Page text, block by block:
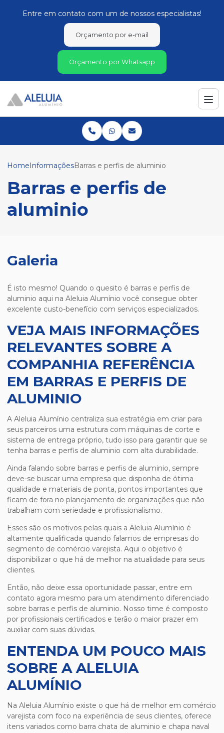
Entre em contato com um de nossos especialistas!
Orçamento por e-mail
Orçamento por Whatsapp
HomeInformaçõesBarras e perfis de aluminio
Barras e perfis de
aluminio
Galeria
É isto mesmo! Quando o quesito é barras e perfis de
aluminio aqui na Aleluia Alumínio você consegue obter
excelente custo-benefício com serviços especializados.
VEJA MAIS INFORMAÇÕES
RELEVANTES SOBRE A
COMPANHIA REFERÊNCIA
EM BARRAS E PERFIS DE
ALUMINIO
A Aleluia Alumínio centraliza sua estratégia em criar para
seus parceiros uma estrutura com máquinas de corte e
sistema de entrega próprio, tudo isso para garantir que se
tenha barras e perfis de aluminio com alta durabilidade.
Ainda falando sobre barras e perfis de aluminio, sempre
deve-se buscar uma empresa que disponha de ótima
qualidade e materiais de ponta, pontos importantes que
ficam de fora no planejamento de organizações que não
trabalham com seriedade e profissionalismo.
Esses são os motivos pelas quais a Aleluia Alumínio é
altamente qualificada quando falamos de empresas do
segmento de comércio varejista. Aqui o objetivo é
disponibilizar o que há de melhor na atualidade para seus
clientes.
Então, não deixe essa oportunidade passar, entre em
contato agora mesmo para um atendimento diferenciado
sobre barras e perfis de aluminio. Nosso time é composto
por profissionais certificados e terão o maior prazer em
auxiliar com suas dúvidas.
ENTENDA UM POUCO MAIS
SOBRE A ALELUIA
ALUMÍNIO
Na Aleluia Alumínio existe o que há de melhor em comércio
varejista com foco na experiência de seus clientes, oferece
itens variados como barra chata de aluminio e chapa naval